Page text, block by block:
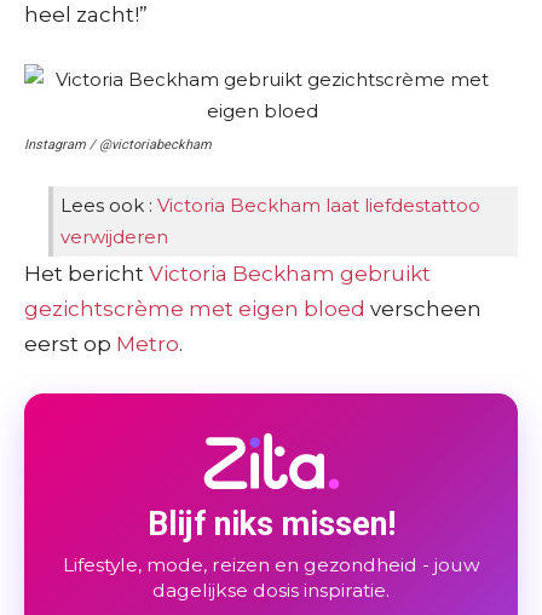
heel zacht!”
Instagram / @victoriabeckham
Lees ook : Victoria Beckham laat liefdestattoo
verwijderen
Het bericht Victoria Beckham gebruikt
gezichtscrème met eigen bloed verscheen
eerst op Metro.
Blijf niks missen!
Lifestyle, mode, reizen en gezondheid - jouw
dagelijkse dosis inspiratie.